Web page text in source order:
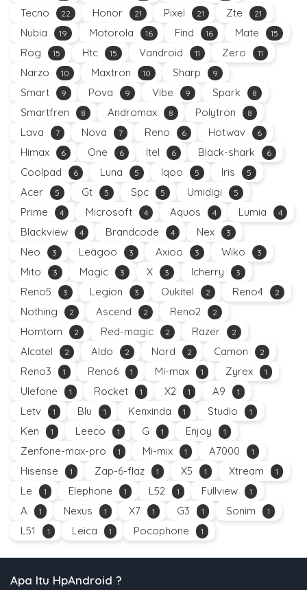
Tecno 22 Honor 21 Pixel 21 Zte 21
Nubia 19 Motorola 16 Find 16 Mate 15
Rog 15 Htc 15 Vandroid 11 Zero 11
Narzo 10 Maxtron 10 Sharp 9
Smart 9 Pova 9 Vibe 9 Spark 8
Smartfren 8 Andromax 8 Polytron 8
Lava 7 Nova 7 Reno 6 Hotwav 6
Himax 6 One 6 Itel 6 Black-shark 6
Coolpad 6 Luna 5 Iqoo 5 Iris 5
Acer 5 Gt 5 Spc 5 Umidigi 5
Prime 4 Microsoft 4 Aquos 4 Lumia 4
Blackview 4 Brandcode 4 Nex 3
Neo 3 Leagoo 3 Axioo 3 Wiko 3
Mito 3 Magic 3 X 3 Icherry 3
Reno5 3 Legion 3 Oukitel 2 Reno4 2
Nothing 2 Ascend 2 Reno2 2
Homtom 2 Red-magic 2 Razer 2
Alcatel 2 Aldo 2 Nord 2 Camon 2
Reno3 1 Reno6 1 Mi-max 1 Zyrex 1
Ulefone 1 Rocket 1 X2 1 A9 1
Letv 1 Blu 1 Kenxinda 1 Studio 1
Ken 1 Leeco 1 G 1 Enjoy 1
Zenfone-max-pro 1 Mi-mix 1 A7000 1
Hisense 1 Zap-6-flaz 1 X5 1 Xtream 1
Le 1 Elephone 1 L52 1 Fullview 1
A 1 Nexus 1 X7 1 G3 1 Sonim 1
L51 1 Leica 1 Pocophone 1
Apa Itu HpAndroid ?